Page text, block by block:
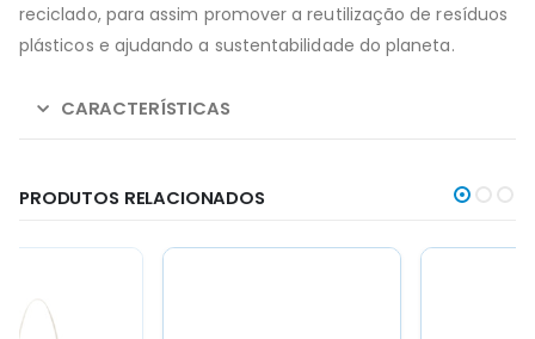
reciclado, para assim promover a reutilização de resíduos
plásticos e ajudando a sustentabilidade do planeta.
CARACTERÍSTICAS
PRODUTOS RELACIONADOS